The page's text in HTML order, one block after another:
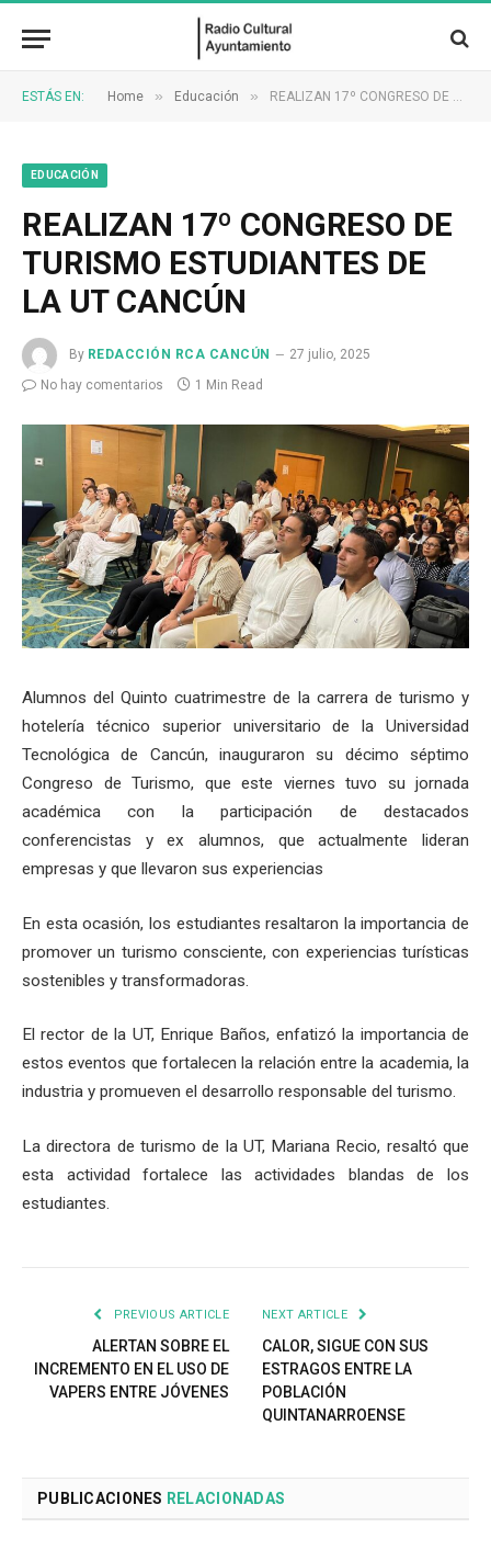
ESTÁS EN: Home » Educación » REALIZAN 17º CONGRESO DE TURISMO ESTUDIANTES DE LA UT CANCÚN
EDUCACIÓN
REALIZAN 17º CONGRESO DE
TURISMO ESTUDIANTES DE
LA UT CANCÚN
By REDACCIÓN RCA CANCÚN
27 julio, 2025
No hay comentarios
1 Min Read
Alumnos del Quinto cuatrimestre de la carrera de turismo y
hotelería técnico superior universitario de la Universidad
Tecnológica de Cancún, inauguraron su décimo séptimo
Congreso de Turismo, que este viernes tuvo su jornada
académica con la participación de destacados
conferencistas y ex alumnos, que actualmente lideran
empresas y que llevaron sus experiencias
En esta ocasión, los estudiantes resaltaron la importancia de
promover un turismo consciente, con experiencias turísticas
sostenibles y transformadoras.
El rector de la UT, Enrique Baños, enfatizó la importancia de
estos eventos que fortalecen la relación entre la academia, la
industria y promueven el desarrollo responsable del turismo.
La directora de turismo de la UT, Mariana Recio, resaltó que
esta actividad fortalece las actividades blandas de los
estudiantes.
PREVIOUS ARTICLE
ALERTAN SOBRE EL
INCREMENTO EN EL USO DE
VAPERS ENTRE JÓVENES
NEXT ARTICLE
CALOR, SIGUE CON SUS
ESTRAGOS ENTRE LA
POBLACIÓN
QUINTANARROENSE
PUBLICACIONES RELACIONADAS